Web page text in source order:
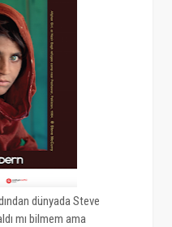
dünyada Steve
mı bilmem ama